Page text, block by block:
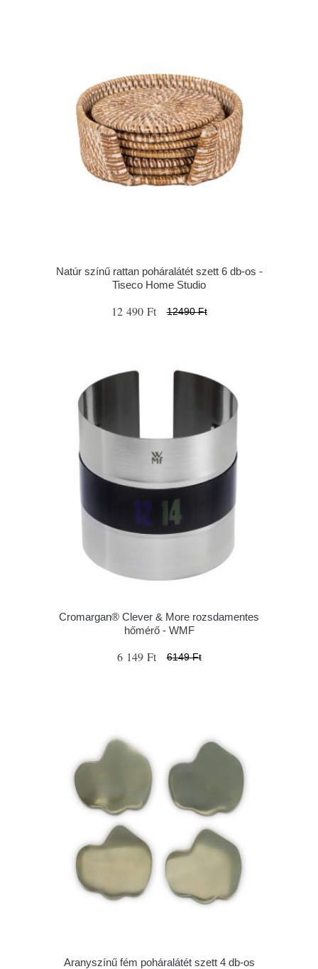
Natúr színű rattan poháralátét szett 6 db-os -
Tiseco Home Studio
12 490 Ft 12490 Ft
Cromargan® Clever & More rozsdamentes
hőmérő - WMF
6 149 Ft 6149 Ft
Aranyszínű fém poháralátét szett 4 db-os